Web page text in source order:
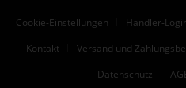
Cookie-Einstellungen Händler-
Kontakt
Versand und
Datenschutz